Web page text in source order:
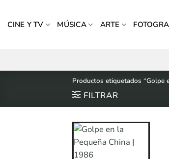
CINE Y TV MÚSICA ARTE
Productos etiquetados “Golpe
FILTRAR